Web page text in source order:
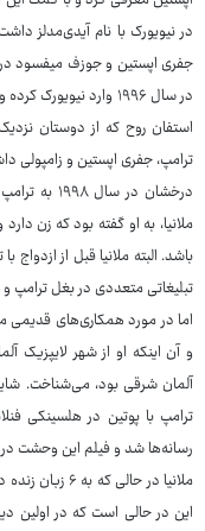
جفری اپستین و جوزف میفسود در
در سال ۱۹۹۶ وارد
استفان روح که از دوستان
ترامپ، جفری اپستین و زامپولی
درخشان در
ملانیا، به او گفته بود که زن
باشد. البته ملانیا قبل از
تبلیغاتی متعددی در بغل ترامپ و
اما در مورد همکاری‌های قدیمی
و آن اینکه او از شهر لایپزیک
آلمان شرقی بود، می‌شناخت.
ترامپ با پوتین در هلسینکی
رسانه‌ها شد و فیلم این وحشت
ملانیا در